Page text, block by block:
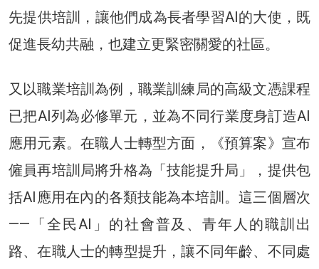
先提供培訓，讓他們成為長者學習AI的大使，既
促進長幼共融，也建立更緊密關愛的社區。
又以職業培訓為例，職業訓練局的高級文憑課程
已把AI列為必修單元，並為不同行業度身訂造AI
應用元素。在職人士轉型方面，《預算案》宣布
僱員再培訓局將升格為「技能提升局」，提供包
括AI應用在內的各類技能為本培訓。這三個層次
——「全民AI」的社會普及、青年人的職訓出
路、在職人士的轉型提升，讓不同年齡、不同處